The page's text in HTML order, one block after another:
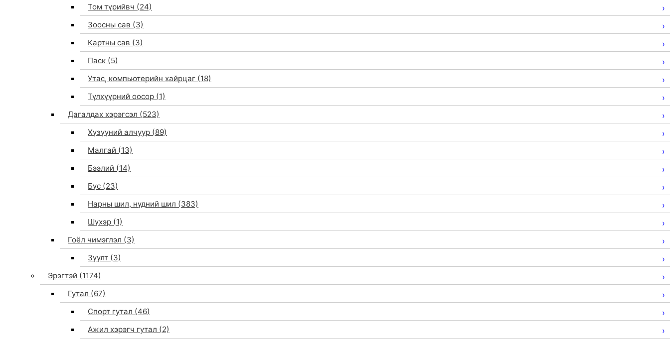
Том түрийвч (24)
Зоосны сав (3)
Картны сав (3)
Паск (5)
Утас, компьютерийн хайрцаг (18)
Түлхүүрний оосор (1)
Дагалдах хэрэгсэл (523)
Хүзүүний алчуур (89)
Малгай (13)
Бээлий (14)
Бүс (23)
Нарны шил, нүдний шил (383)
Шүхэр (1)
Гоёл чимэглэл (3)
Зүүлт (3)
Эрэгтэй (1174)
Гутал (67)
Спорт гутал (46)
Ажил хэрэгч гутал (2)